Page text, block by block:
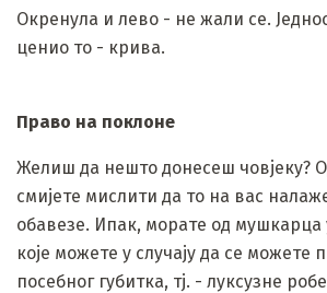
Окренула и лево - не жали се.
ценио то - крива.
Право на поклоне
Желиш да нешто донесеш човјеку?
смијете мислити да то на вас
обавезе. Ипак, морате од мушкарца
које можете у случају да се можете
посебног губитка, тј. - луксузне